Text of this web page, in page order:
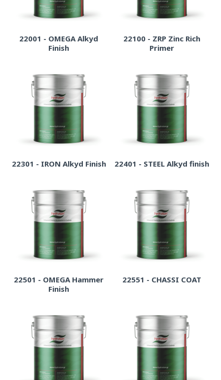
22001 - OMEGA Alkyd
Finish
22100 - ZRP Zinc Rich
Primer
22301 - IRON Alkyd Finish 22401 - STEEL Alkyd finish
22501 - OMEGA Hammer
Finish
22551 - CHASSI COAT